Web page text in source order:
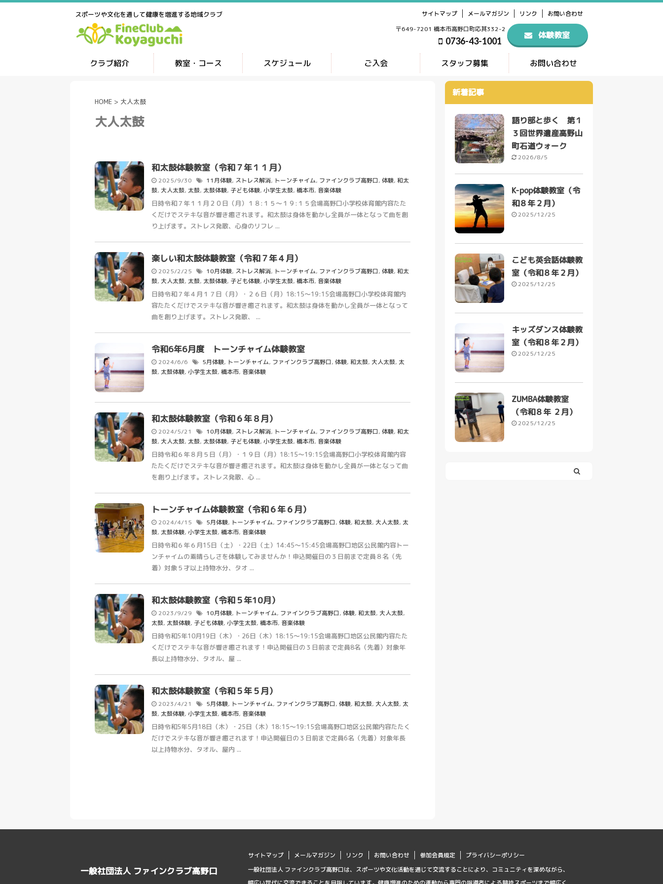
スポーツや文化を通して健康を増進する地域クラブ サイトマップ メールマガジン リンク お問い合わせ
0736-43-1001
体験教室
〒649-7201 橋本市高野口町応其332-2
クラブ紹介 教室・コース スケジュール ご入会 スタッフ募集 お問い合わせ
HOME > 大人太鼓
大人太鼓
和太鼓体験教室（令和７年１１月）
2025/9/30 11月体験, ストレス解消, トーンチャイム, ファインクラブ高野口, 体験, 和太
鼓, 大人太鼓, 太鼓, 太鼓体験, 子ども体験, 小学生太鼓, 橋本市, 音楽体験
日時令和７年１１月２０日（月）１８:１５～１９:１５会場高野口小学校体育館内容たた
くだけでステキな音が響き癒されます。和太鼓は身体を動かし全員が一体となって曲を創
り上げます。ストレス発散、心身のリフレ ...
楽しい和太鼓体験教室（令和７年４月）
2025/2/25 10月体験, ストレス解消, トーンチャイム, ファインクラブ高野口, 体験, 和太
鼓, 大人太鼓, 太鼓, 太鼓体験, 子ども体験, 小学生太鼓, 橋本市, 音楽体験
日時令和７年４月１７日（月）・２６日（月）18:15～19:15会場高野口小学校体育館内
容たたくだけでステキな音が響き癒されます。和太鼓は身体を動かし全員が一体となって
曲を創り上げます。ストレス発散、 ...
令和6年6月度 トーンチャイム体験教室
2024/6/6 5月体験, トーンチャイム, ファインクラブ高野口, 体験, 和太鼓, 大人太鼓, 太
鼓, 太鼓体験, 小学生太鼓, 橋本市, 音楽体験
和太鼓体験教室（令和６年８月）
2024/5/21 10月体験, ストレス解消, トーンチャイム, ファインクラブ高野口, 体験, 和太
鼓, 大人太鼓, 太鼓, 太鼓体験, 子ども体験, 小学生太鼓, 橋本市, 音楽体験
日時令和６年８月５日（月）・１９日（月）18:15～19:15会場高野口小学校体育館内容
たたくだけでステキな音が響き癒されます。和太鼓は身体を動かし全員が一体となって曲
を創り上げます。ストレス発散、心 ...
トーンチャイム体験教室（令和６年６月）
2024/4/15 5月体験, トーンチャイム, ファインクラブ高野口, 体験, 和太鼓, 大人太鼓, 太
鼓, 太鼓体験, 小学生太鼓, 橋本市, 音楽体験
日時令和６年６月15日（土）・22日（土）14:45～15:45会場高野口地区公民館内容トー
ンチャイムの素晴らしさを体験してみませんか！申込開催日の３日前まで定員８名（先
着）対象５才以上持物水分、タオ ...
和太鼓体験教室（令和５年10月）
2023/9/29 10月体験, トーンチャイム, ファインクラブ高野口, 体験, 和太鼓, 大人太鼓,
太鼓, 太鼓体験, 子ども体験, 小学生太鼓, 橋本市, 音楽体験
日時令和5年10月19日（木）・26日（木）18:15～19:15会場高野口地区公民館内容たた
くだけでステキな音が響き癒されます！申込開催日の３日前まで定員8名（先着）対象年
長以上持物水分、タオル、屋 ...
和太鼓体験教室（令和５年５月）
2023/4/21 5月体験, トーンチャイム, ファインクラブ高野口, 体験, 和太鼓, 大人太鼓, 太
鼓, 太鼓体験, 小学生太鼓, 橋本市, 音楽体験
日時令和5年5月18日（木）・25日（木）18:15～19:15会場高野口地区公民館内容たたく
だけでステキな音が響き癒されます！申込開催日の３日前まで定員6名（先着）対象年長
以上持物水分、タオル、屋内 ...
新着記事
語り部と歩く 第１
３回世界遺産高野山
町石道ウォーク
2026/8/5
K-pop体験教室（令
和８年２月）
2025/12/25
こども英会話体験教
室（令和８年２月）
2025/12/25
キッズダンス体験教
室（令和８年２月）
2025/12/25
ZUMBA体験教室
（令和８年 ２月）
2025/12/25
サイトマップ メールマガジン リンク お問い合わせ 参加会員規定
プライバシーポリシー
一般社団法人 ファインクラブ高野口は、スポーツや文化活動を通じて交流することにより、コミュニティを深めながら、
一般社団法人 ファインクラブ高野口